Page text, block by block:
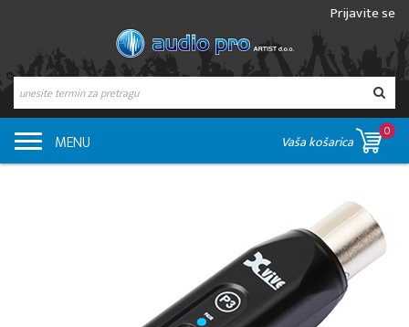
Prijavite se
MENU Vaša košarica
0